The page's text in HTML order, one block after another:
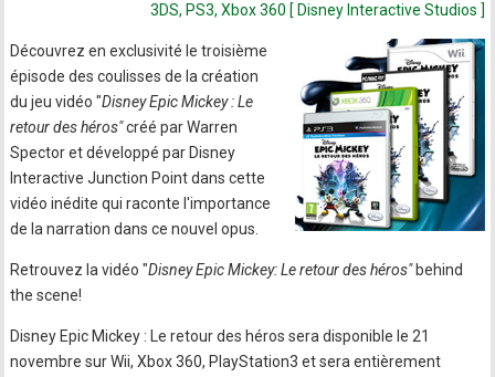
3DS, PS3, Xbox 360 [ Disney Interactive Studios ]
Découvrez en exclusivité le troisième
épisode des coulisses de la création
du jeu vidéo "Disney Epic Mickey : Le
retour des héros"créé par Warren
Spector et développé par Disney
Interactive Junction Point dans cette
vidéo inédite qui raconte l'importance
de la narration dans ce nouvel opus.
Retrouvez la vidéo "Disney Epic Mickey: Le retour des héros"behind
the scene!
Disney Epic Mickey : Le retour des héros sera disponible le 21
novembre sur Wii, Xbox 360, PlayStation3 et sera entièrement